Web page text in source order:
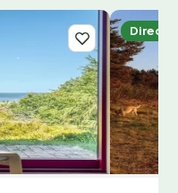
Direct